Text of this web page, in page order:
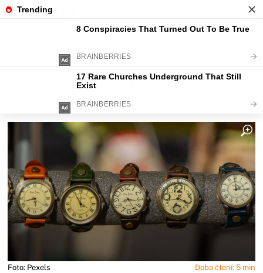
Toto byl za Husáka typický dárek k
čemukoliv. Kdo si ho schoval, má
dnes v kapse tisíce
Foto: Pexels Doba čtení: 5 min